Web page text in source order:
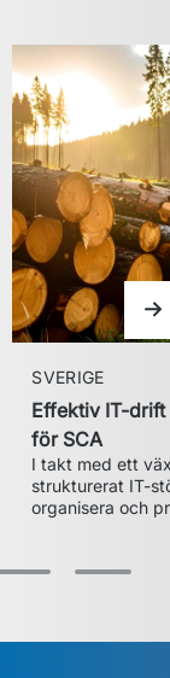
SVERIGE
Effektiv IT-
för SCA
I takt med ett
strukturerat IT-
organisera och
samarbete med